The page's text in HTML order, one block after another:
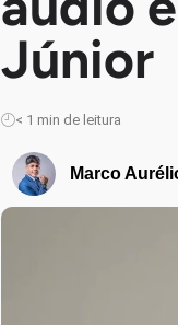
Júnior
< 1 min de leitura
Marco